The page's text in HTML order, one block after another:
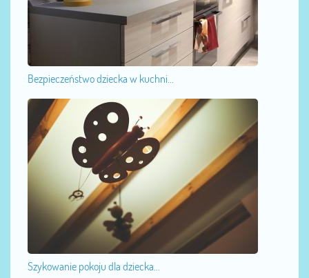
Bezpieczeństwo dziecka w kuchni...
Szykowanie pokoju dla dziecka...